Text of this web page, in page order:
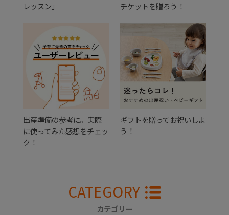
レッスン」
チケットを贈ろう！
出産準備の参考に。実際
に使ってみた感想をチェッ
ク！
ギフトを贈ってお祝いしよ
う！
CATEGORY
カテゴリー